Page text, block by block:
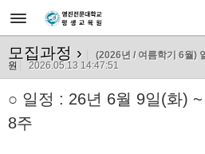
모집과정 › (2026년 / 여름학기 6월)
원
2026.05.13 14:47:51
○ 일정 : 26년 6월 9일(화)
8주